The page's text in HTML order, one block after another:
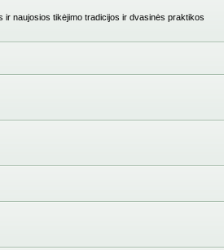
ir naujosios tikėjimo tradicijos ir dvasinės praktikos